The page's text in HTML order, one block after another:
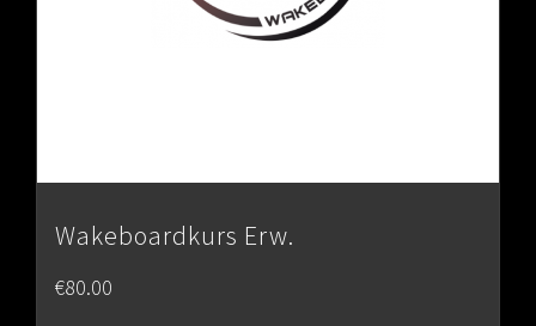
Wakeboardkurs Erw.
€80.00